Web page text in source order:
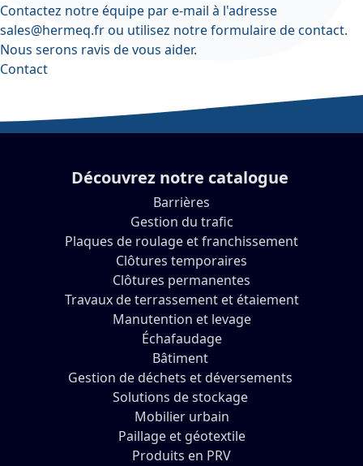
Contactez notre équipe par e-mail à l'adresse
sales@hermeq.frou utilisez notreformulaire de contact.
Nous serons ravis de vous aider.
Contact
Découvrez notre catalogue
Barrières
Gestion du trafic
Plaques de roulage et franchissement
Clôtures temporaires
Clôtures permanentes
Travaux de terrassement et étaiement
Manutention et levage
Échafaudage
Bâtiment
Gestion de déchets et déversements
Solutions de stockage
Mobilier urbain
Paillage et géotextile
Produits en PRV